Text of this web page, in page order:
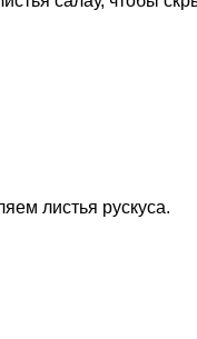
листья рускуса.